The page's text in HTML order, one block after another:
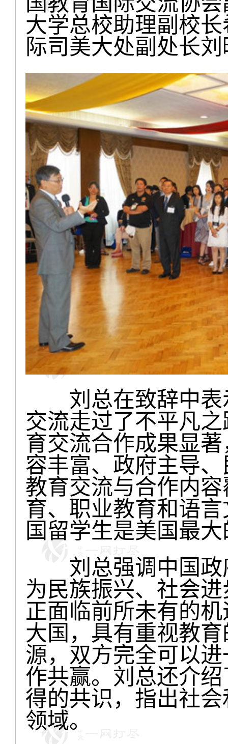
大学总校助理副校
际司美大处副处长
刘总在致辞中表
交流走过了不平凡
育交流合作成果显
容丰富、政府主导
教育交流与合作内
育、职业教育和语
国留学生是美国最
刘总强调中国政
为民族振兴、社会
正面临前所未有的
大国，具有重视教
源，双方完全可以
作共赢。刘总还介
得的共识，指出社
领域。